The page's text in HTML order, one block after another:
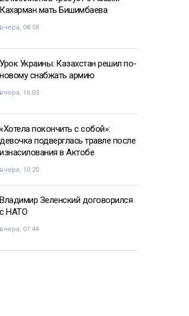
Кахарман мать Бишимбаева
вчера, 08:58
Урок Украины: Казахстан решил по-
новому снабжать армию
вчера, 16:03
«Хотела покончить с собой»:
девочка подверглась травле после
изнасилования в Актобе
вчера, 10:20
Владимир Зеленский договорился
с НАТО
вчера, 07:44